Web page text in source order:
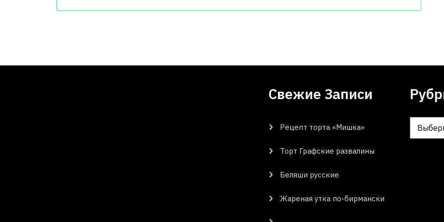
Свежие Записи
Рецепт торта «Мишка»
Торт Графские развалины
Беляши русские
Жареная утка по-бирмански
Рубрики